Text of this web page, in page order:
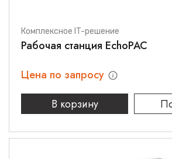
Комплексное IT-решение
Рабочая станция EchoPAC
Цена по запросу
В корзину